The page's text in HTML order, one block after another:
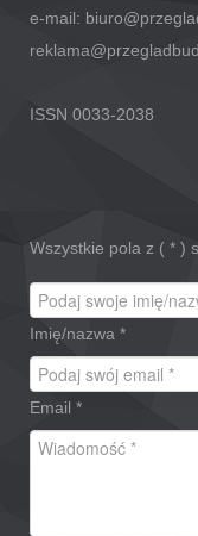
e-mail:
ISSN 0033-2038
Wszystkie pola z ( * )
Imię/nazwa *
Email *